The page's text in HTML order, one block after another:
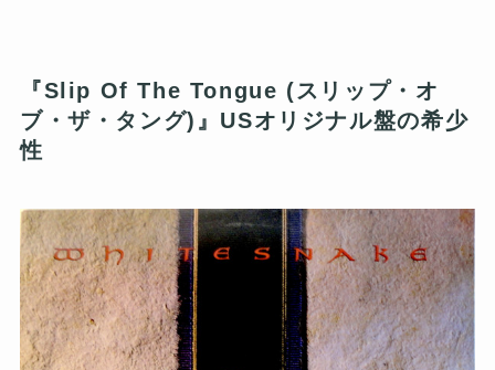
『Slip Of The Tongue (スリップ・オ
ブ・ザ・タング)』USオリジナル盤の希少
性